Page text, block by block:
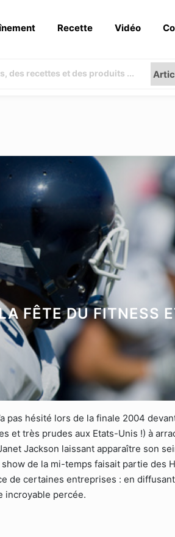
Recette Vidéo
FÊTE DU FITNESS
pas hésité lors de la finale 2004
et très prudes aux Etats-Unis !) à
Jackson laissant apparaître son
de la mi-temps faisait partie des
de certaines entreprises : en
incroyable percée.